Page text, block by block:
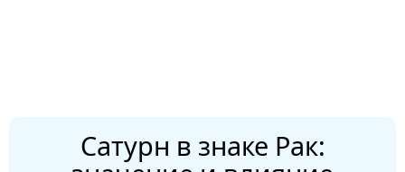
Сатурн в знаке Рак: